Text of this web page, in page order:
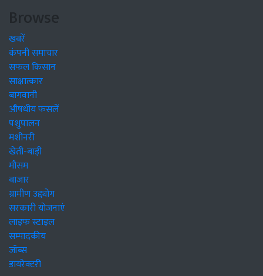
Browse
खबरें
कंपनी समाचार
सफल किसान
साक्षात्कार
बागवानी
औषधीय फसलें
पशुपालन
मशीनरी
खेती-बाड़ी
मौसम
बाजार
ग्रामीण उद्द्योग
सरकारी योजनाएं
लाइफ स्टाइल
सम्पादकीय
जॉब्स
डायरेक्टरी